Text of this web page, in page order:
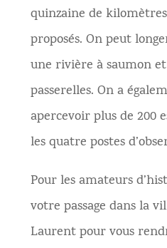
quinzaine de
proposés. On peut
une rivière à saumon
passerelles. On a
apercevoir plus de 200
les quatre postes
Pour les amateurs
votre passage dans la
Laurent pour vous